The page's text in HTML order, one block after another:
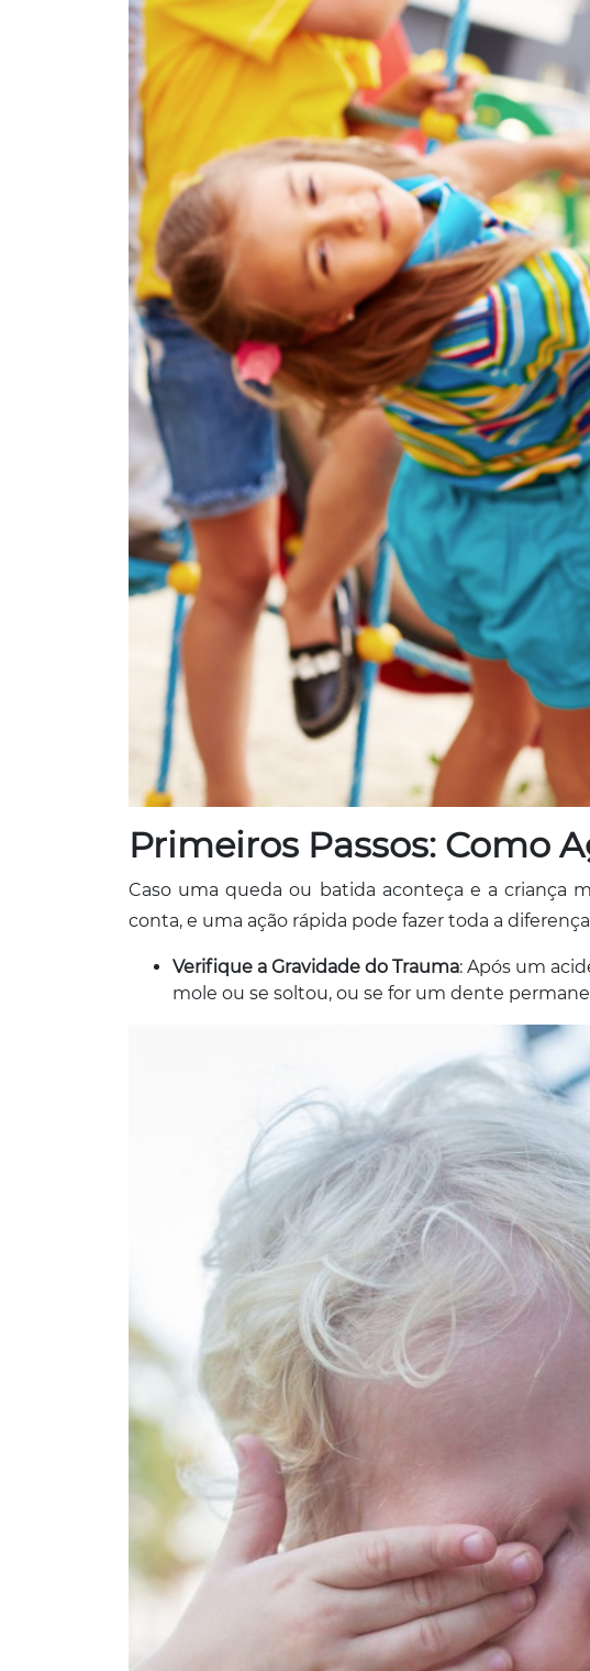
Primeiros Passos: Como
Caso uma queda ou batida aconteça e a criança
conta, e uma ação rápida pode fazer toda a
Verifique a Gravidade do Trauma: Após um
mole ou se soltou, ou se for um dente